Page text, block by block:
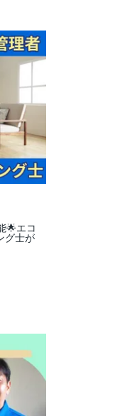
🌟エコ
グ士が